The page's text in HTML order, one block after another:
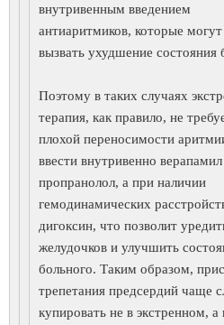
внутривенным введением
антиаритмиков, которые
вызвать ухудшение состояния
Поэтому в таких случаях
терапия, как правило, не
плохой переносимости
ввести внутривенно
пропранолол, а при наличии
гемодинамических
дигоксин, что позволит
желудочков и улучшить
больного. Таким образом,
трепетания предсердий чаще
купировать не в экстренном, а